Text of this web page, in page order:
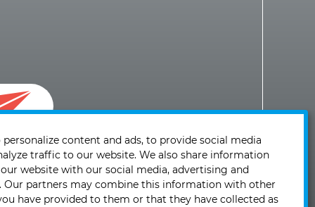
à
personalize content and ads, to provide social media
traffic to our website. We also share information
website with our social media, advertising and
Our partners may combine this information with other
have provided to them or that they have collected as